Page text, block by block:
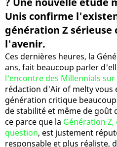
Unis confirme
génération Z sérieuse
l'avenir.
Ces dernières heures, la
ans, fait beaucoup parler
l'encontre des Millennials sur
rédaction d'Air of melty vous
génération critique
de stabilité et même de goût
ce parce que la Génération
question, est justement
responsable et plus réaliste,